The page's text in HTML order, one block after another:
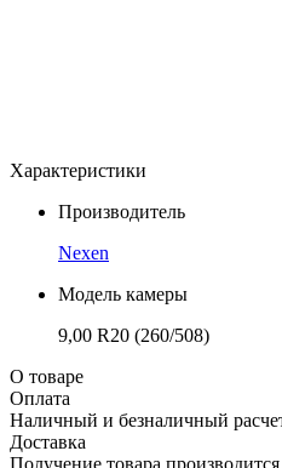
Характеристики
Производитель
Nexen
Модель камеры
9,00 R20 (260/508)
О товаре
Оплата
Наличный и безналичный
Доставка
Получение товара